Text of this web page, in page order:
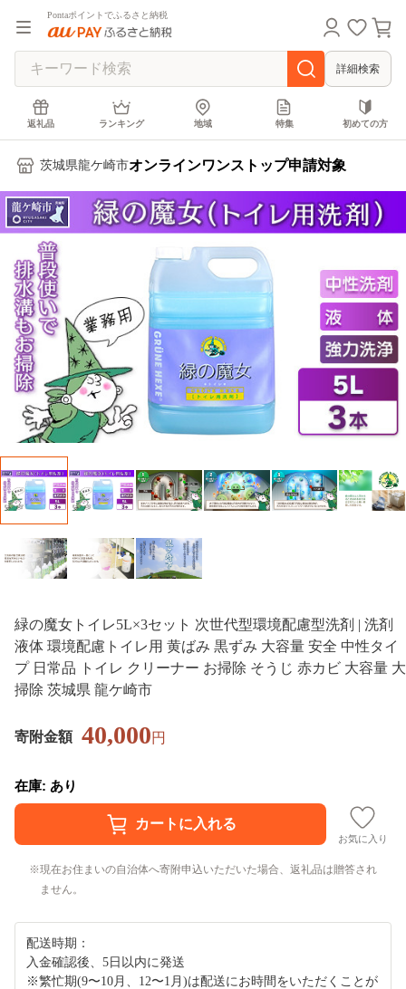
Pontaポイントでふるさと納税
詳細検索
返礼品 ランキング 地域 特集 初めての方
茨城県龍ケ崎市オンラインワンストップ申請対象
緑の魔女トイレ5L×3セット 次世代型環境配慮型洗剤 | 洗剤
液体 環境配慮トイレ用 黄ばみ 黒ずみ 大容量 安全 中性タイ
プ 日常品 トイレ クリーナー お掃除 そうじ 赤カビ 大容量 大
掃除 茨城県 龍ケ崎市
寄附金額 40,000円
在庫: あり
お気に入り
現在お住まいの自治体へ寄附申込いただいた場合、返礼品は贈答され
ません。
配送時期：
入金確認後、5日以内に発送
※繁忙期(9〜10月、12〜1月)は配送にお時間をいただくことが